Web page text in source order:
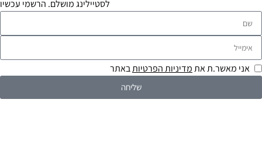
לסטיילינג מושלם. הרשמי עכשיו
אני מאשר.ת אתמדיניות הפרטיותבאתר
שליחה